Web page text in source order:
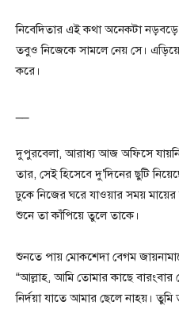
নিবেদিতার এই কথা অনেকটা
তবুও নিজেকে সামলে নেয় সে।
করে।
দুপুরবেলা, আরাধ্য আজ অফিসে
তার, সেই হিসেবে দু’দিনের ছুটি
ঢুকে নিজের ঘরে যাওয়ার সময় মায়ের
শুনে তা কাঁপিয়ে তুলে তাকে।
শুনতে পায় মোকশেদা বেগম
“আল্লাহ, আমি তোমার কাছে বারংবার
নির্দয়া যাতে আমার ছেলে নাহয়।